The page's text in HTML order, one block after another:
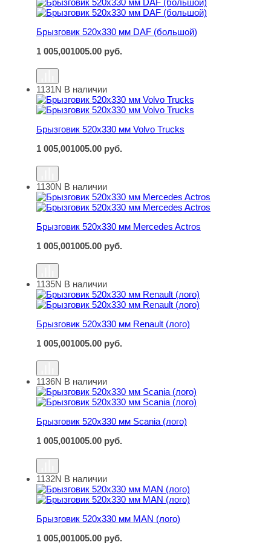
Брызговик 520х330 мм DAF (большой)
1 005,001005.00 руб.
Брызговик 520х330 мм Volvo Trucks
1131N В наличии
Брызговик 520х330 мм Volvo Trucks
1 005,001005.00 руб.
Брызговик 520х330 мм Mercedes Actros
1130N В наличии
Брызговик 520х330 мм Mercedes Actros
1 005,001005.00 руб.
Брызговик 520х330 мм Renault (лого)
1135N В наличии
Брызговик 520х330 мм Renault (лого)
1 005,001005.00 руб.
Брызговик 520х330 мм Scania (лого)
1136N В наличии
Брызговик 520х330 мм Scania (лого)
1 005,001005.00 руб.
Брызговик 520х330 мм MAN (лого)
1132N В наличии
Брызговик 520х330 мм MAN (лого)
1 005,001005.00 руб.